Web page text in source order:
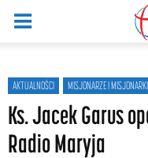
AKTUALNOŚCI MISJONARZE I MISJONARKI
Ks. Jacek Garus
Radio Maryja